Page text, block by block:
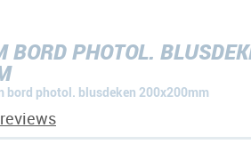
BORD PHOTOL.
bord photol. blusdeken 200x200mm